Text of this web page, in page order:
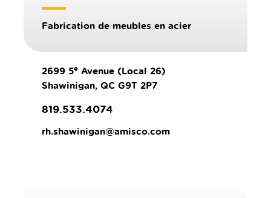
Fabrication de meubles en acier
2699 5e Avenue (Local 26)
Shawinigan, QC G9T 2P7
819.533.4074
rh.shawinigan@amisco.com